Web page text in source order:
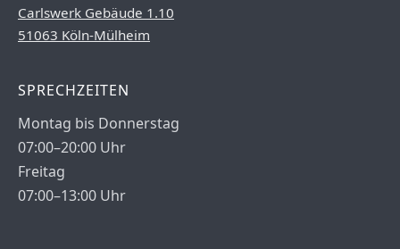
Carlswerk Gebäude 1.10
51063 Köln-Mülheim
SPRECHZEITEN
Montag bis Donnerstag
07:00–20:00 Uhr
Freitag
07:00–13:00 Uhr